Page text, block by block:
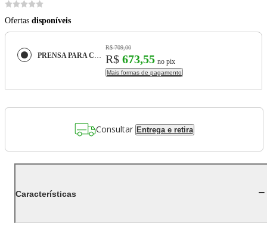
Ofertas disponíveis
PRENSA PARA CAFÉ LE CREUSET FRANCESA 1L EM CERÂMICA AZUL CARIBE 91028200490000
R$ 709,00
R$ 673,55 no pix
Mais formas de pagamento
Consultar Entrega e retira
Características